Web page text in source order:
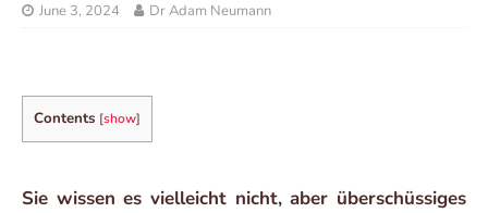
June 3, 2024 Dr Adam Neumann
Contents [show]
Sie wissen es vielleicht nicht, aber überschüssiges